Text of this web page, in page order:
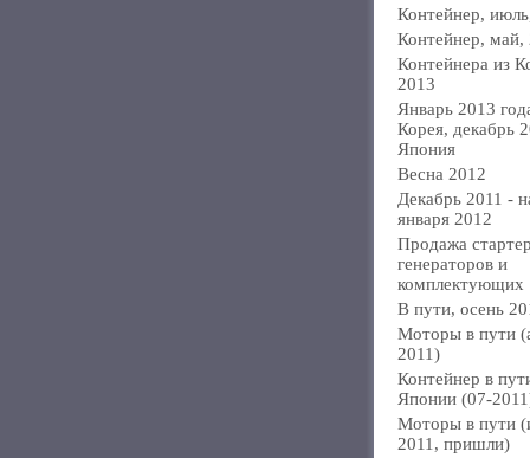
Контейнер,
Контейнер, май,
Контейнера из
2013
Январь 2013
Корея, декабрь
Япония
Весна 2012
Декабрь 2011 -
января 2012
Продажа
генераторов и
комплектующих
В пути, осень
Моторы в пути
2011)
Контейнер в
Японии (07-
Моторы в пути
2011, пришли)